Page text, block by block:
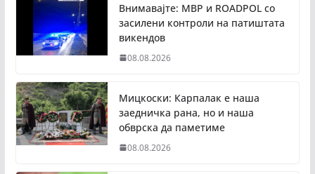
Внимавајте: МВР и ROADPOL со
засилени контроли на патиштата
викендов
08.08.2026
Мицкоски: Карпалак е наша
заедничка рана, но и наша
обврска да паметиме
08.08.2026